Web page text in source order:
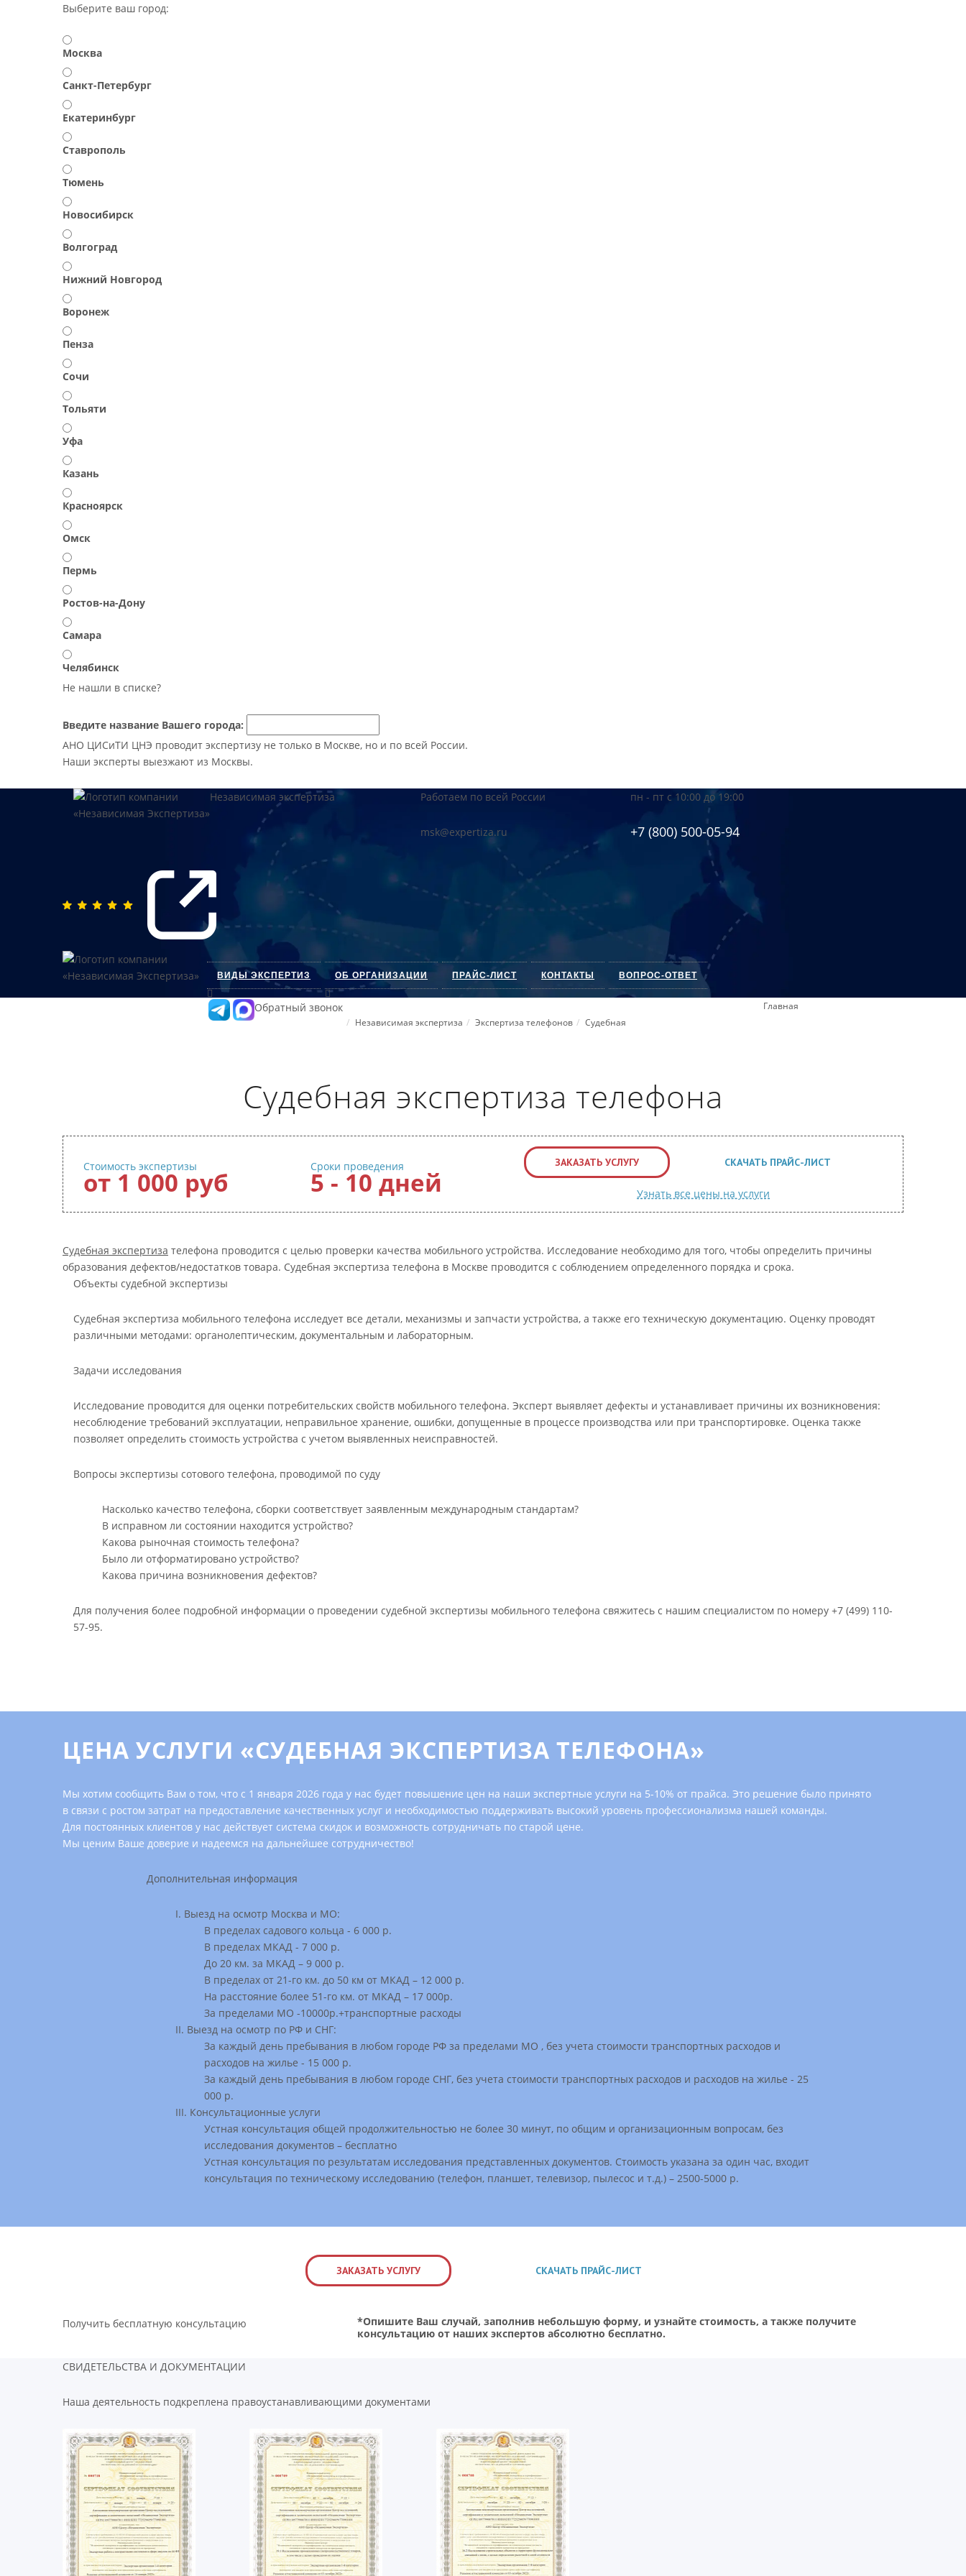
Выберите ваш город:
Москва
Санкт-Петербург
Екатеринбург
Ставрополь
Тюмень
Новосибирск
Волгоград
Нижний Новгород
Воронеж
Пенза
Сочи
Тольяти
Уфа
Казань
Красноярск
Омск
Пермь
Ростов-на-Дону
Самара
Челябинск
Не нашли в списке?
Введите название Вашего города:
АНО ЦИСиТИ ЦНЭ проводит экспертизу не только в Москве, но и по всей России.
Наши эксперты выезжают из Москвы.
Независимая экспертиза Работаем по всей России
msk@expertiza.ru
пн - пт с 10:00 до 19:00
+7 (800) 500-05-94
ВИДЫ ЭКСПЕРТИЗ ОБ ОРГАНИЗАЦИИ ПРАЙС-ЛИСТ КОНТАКТЫ ВОПРОС-ОТВЕТ
Обратный звонок
Главная
Независимая экспертиза
Экспертиза телефонов Судебная
Судебная экспертиза телефона
Стоимость экспертизы
от 1 000 руб
Сроки проведения
5 - 10 дней
ЗАКАЗАТЬ УСЛУГУ СКАЧАТЬ ПРАЙС-ЛИСТ
Узнать все цены на услуги
Судебная экспертиза телефона проводится с целью проверки качества мобильного устройства. Исследование необходимо для того, чтобы определить причины
образования дефектов/недостатков товара. Судебная экспертиза телефона в Москве проводится с соблюдением определенного порядка и срока.
Объекты судебной экспертизы
Судебная экспертиза мобильного телефона исследует все детали, механизмы и запчасти устройства, а также его техническую документацию. Оценку проводят
различными методами: органолептическим, документальным и лабораторным.
Задачи исследования
Исследование проводится для оценки потребительских свойств мобильного телефона. Эксперт выявляет дефекты и устанавливает причины их возникновения:
несоблюдение требований эксплуатации, неправильное хранение, ошибки, допущенные в процессе производства или при транспортировке. Оценка также
позволяет определить стоимость устройства с учетом выявленных неисправностей.
Вопросы экспертизы сотового телефона, проводимой по суду
Насколько качество телефона, сборки соответствует заявленным международным стандартам?
В исправном ли состоянии находится устройство?
Какова рыночная стоимость телефона?
Было ли отформатировано устройство?
Какова причина возникновения дефектов?
Для получения более подробной информации о проведении судебной экспертизы мобильного телефона свяжитесь с нашим специалистом по номеру +7 (499) 110-
57-95.
ЦЕНА УСЛУГИ «СУДЕБНАЯ ЭКСПЕРТИЗА ТЕЛЕФОНА»
Мы хотим сообщить Вам о том, что с 1 января 2026 года у нас будет повышение цен на наши экспертные услуги на 5-10% от прайса. Это решение было принято
в связи с ростом затрат на предоставление качественных услуг и необходимостью поддерживать высокий уровень профессионализма нашей команды.
Для постоянных клиентов у нас действует система скидок и возможность сотрудничать по старой цене.
Мы ценим Ваше доверие и надеемся на дальнейшее сотрудничество!
Дополнительная информация
Выезд на оcмотр Москва и МО:
В пределах садового кольца - 6 000 р.
В пределах МКАД - 7 000 р.
До 20 км. за МКАД – 9 000 р.
В пределах от 21-го км. до 50 км от МКАД – 12 000 р.
На расстояние более 51-го км. от МКАД – 17 000р.
За пределами МО -10000р.+транспортные расходы
Выезд на осмотр по РФ и СНГ:
За каждый день пребывания в любом городе РФ за пределами МО , без учета стоимости транспортных расходов и
расходов на жилье - 15 000 р.
За каждый день пребывания в любом городе СНГ, без учета стоимости транспортных расходов и расходов на жилье - 25
000 р.
Консультационные услуги
Устная консультация общей продолжительностью не более 30 минут, по общим и организационным вопросам, без
исследования документов – бесплатно
Устная консультация по результатам исследования представленных документов. Стоимость указана за один час, входит
консультация по техническому исследованию (телефон, планшет, телевизор, пылесос и т.д.) – 2500-5000 р.
ЗАКАЗАТЬ УСЛУГУ СКАЧАТЬ ПРАЙС-ЛИСТ
Получить бесплатную консультацию
*Опишите Ваш случай, заполнив небольшую форму, и узнайте стоимость, а также получите
консультацию от наших экспертов абсолютно бесплатно.
СВИДЕТЕЛЬСТВА И ДОКУМЕНТАЦИИ
Наша деятельность подкреплена правоустанавливающими документами